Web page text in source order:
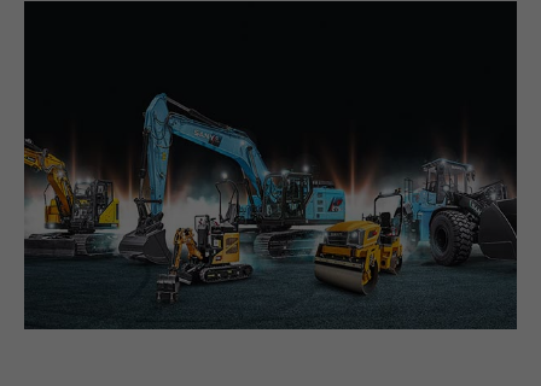
Your direct contact to us